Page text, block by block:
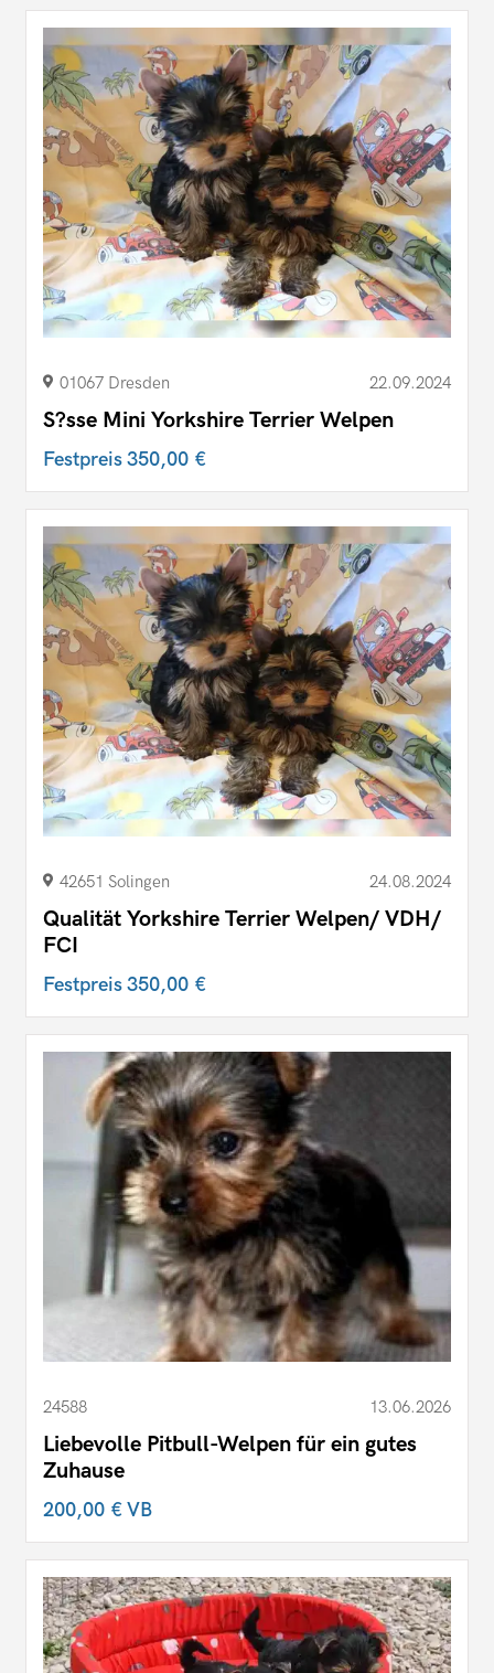
01067 Dresden 22.09.2024
S?sse Mini Yorkshire Terrier Welpen
Festpreis350,00 €
42651 Solingen 24.08.2024
Qualität Yorkshire Terrier Welpen/ VDH/
FCI
Festpreis350,00 €
24588 13.06.2026
Liebevolle Pitbull-Welpen für ein gutes
Zuhause
200,00 €VB